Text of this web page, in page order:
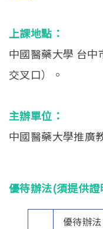
上課地點：
中國醫藥大學 台
交叉口）。
主辦單位：
中國醫藥大學推廣
優待辦法(須提供證
優待辦法